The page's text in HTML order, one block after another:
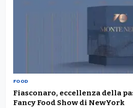
FOOD
Fiasconaro, eccellenza della
Fancy Food Show di NewYork